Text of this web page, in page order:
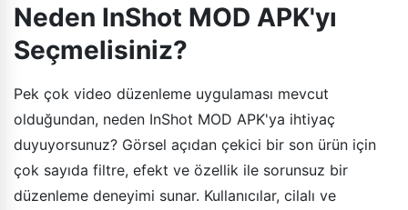
Neden InShot MOD APK'yı
Seçmelisiniz?
Pek çok video düzenleme uygulaması mevcut
olduğundan, neden InShot MOD APK'ya ihtiyaç
duyuyorsunuz? Görsel açıdan çekici bir son ürün için
çok sayıda filtre, efekt ve özellik ile sorunsuz bir
düzenleme deneyimi sunar. Kullanıcılar, cilalı ve